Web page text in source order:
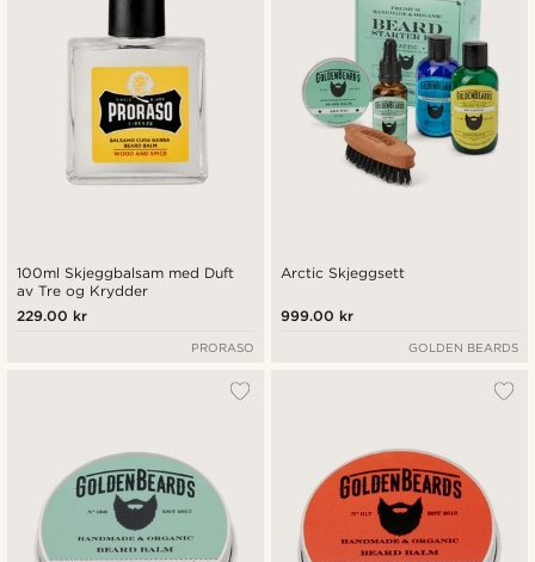
100ml Skjeggbalsam med Duft
av Tre og Krydder
229.00 kr
PRORASO
Arctic Skjeggsett
999.00 kr
GOLDEN BEARDS